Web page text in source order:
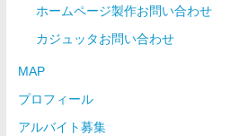
ホームページ製作お問い合わせ
カジュッタお問い合わせ
MAP
プロフィール
アルバイト募集